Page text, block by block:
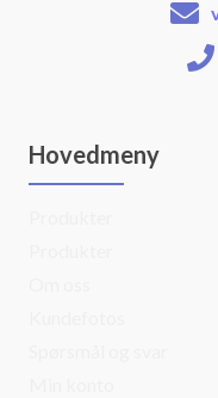
Hovedmeny